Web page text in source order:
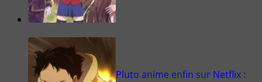
Pluto anime enfin sur Netflix :